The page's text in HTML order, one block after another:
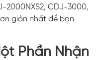
2000NXS2, CDJ-3000,
giản nhất để bạn
Phần Nhận